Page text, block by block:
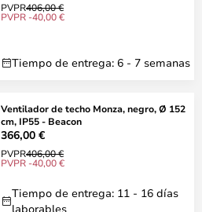
PVPR406,00 €
PVPR -40,00 €
Tiempo de entrega: 6 - 7 semanas
Ventilador de techo Monza, negro, Ø 152
cm, IP55 - Beacon
366,00 €
PVPR406,00 €
PVPR -40,00 €
Tiempo de entrega: 11 - 16 días
laborables